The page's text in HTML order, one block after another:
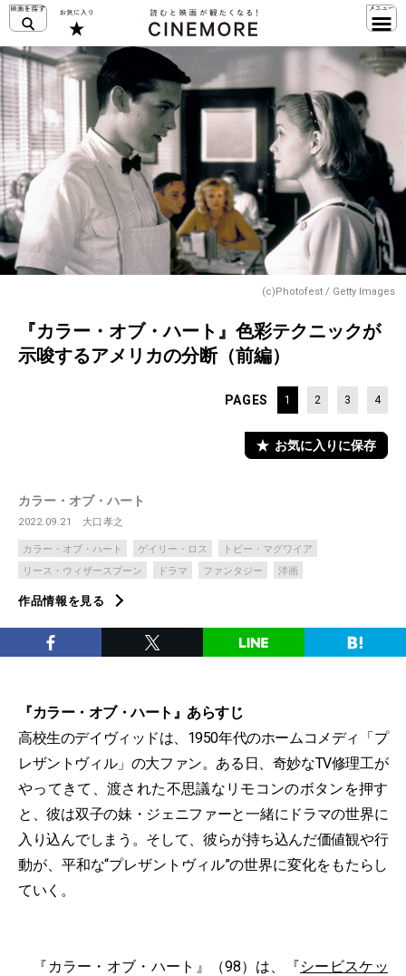
(c)Photofest / Getty Images
『カラー・オブ・ハート』色彩テクニックが
示唆するアメリカの分断（前編）
PAGES 1 2 3 4
お気に入りに保存
カラー・オブ・ハート
2022.09.21 大口孝之
カラー・オブ・ハート ゲイリー・ロス
トビー・マグワイア
リース・ウィザースプーン
ドラマ ファンタジー 洋画
作品情報を見る
『カラー・オブ・ハート』あらすじ
高校生のデイヴィッドは、1950年代のホームコメディ「プ
レザントヴィル」の大ファン。ある日、奇妙なTV修理工が
やってきて、渡された不思議なリモコンのボタンを押す
と、彼は双子の妹・ジェニファーと一緒にドラマの世界に
入り込んでしまう。そして、彼らが持ち込んだ価値観や行
動が、平和な“プレザントヴィル”の世界に変化をもたらし
ていく。
『カラー・オブ・ハート』（98）は、『シービスケッ